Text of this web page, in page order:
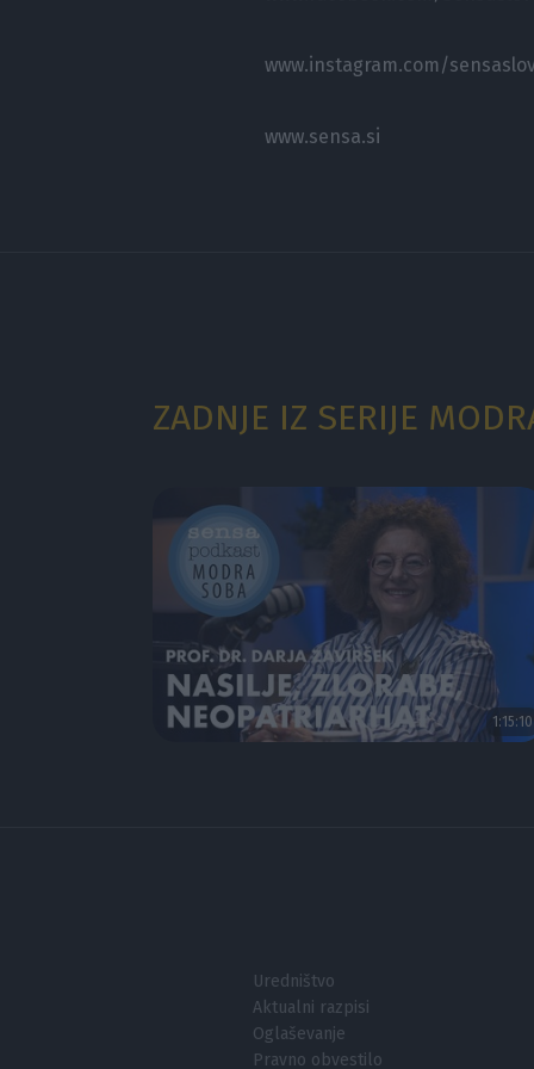
www.instagram.com/
www.sensa.si
ZADNJE IZ SERIJE
1:15:10
Uredništvo
Aktualni razpisi
Oglaševanje
Pravno obvestilo